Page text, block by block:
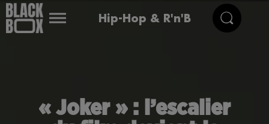
Hip-Hop & R'n'B
« Joker » : l’escalier